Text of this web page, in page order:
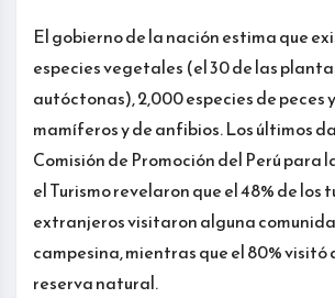
El gobierno de la nación estima que
especies vegetales (el 30 de las
autóctonas), 2,000 especies de peces
mamíferos y de anfibios. Los últimos
Comisión de Promoción del Perú para
el Turismo revelaron que el 48% de los
extranjeros visitaron alguna
campesina, mientras que el 80% visitó
reserva natural.